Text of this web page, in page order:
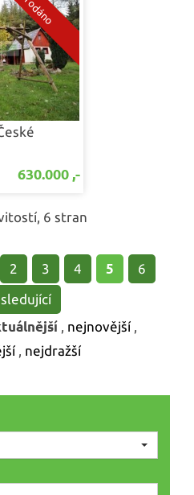
630.000 ,-
6 stran
2 3 4 5
6
, nejnovější ,
, nejdražší